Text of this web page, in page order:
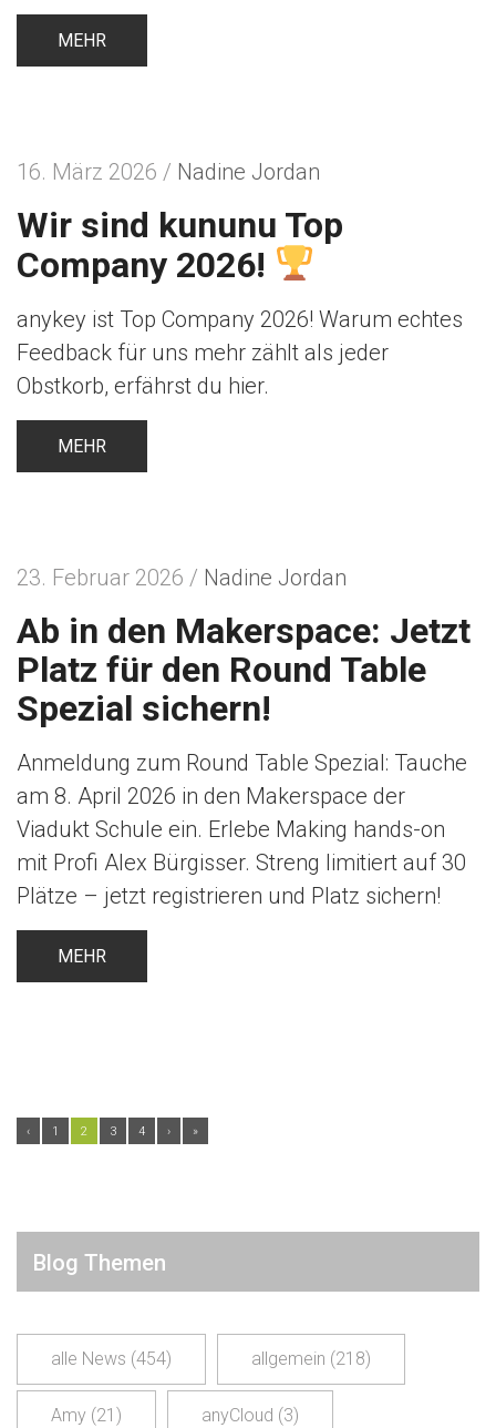
MEHR
16. März 2026 / Nadine Jordan
Wir sind kununu Top
Company 2026!
anykey ist Top Company 2026! Warum echtes
Feedback für uns mehr zählt als jeder
Obstkorb, erfährst du hier.
MEHR
23. Februar 2026 / Nadine Jordan
Ab in den Makerspace: Jetzt
Platz für den Round Table
Spezial sichern!
Anmeldung zum Round Table Spezial: Tauche
am 8. April 2026 in den Makerspace der
Viadukt Schule ein. Erlebe Making hands-on
mit Profi Alex Bürgisser. Streng limitiert auf 30
Plätze – jetzt registrieren und Platz sichern!
MEHR
‹ 1 2 3 4 › »
Blog Themen
alle News (454) allgemein (218)
Amy (21) anyCloud (3)